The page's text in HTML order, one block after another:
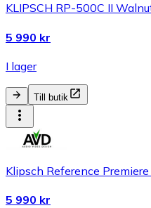
KLIPSCH RP-500C II
5 990 kr
I lager
Till butik
Klipsch Reference
5 990 kr